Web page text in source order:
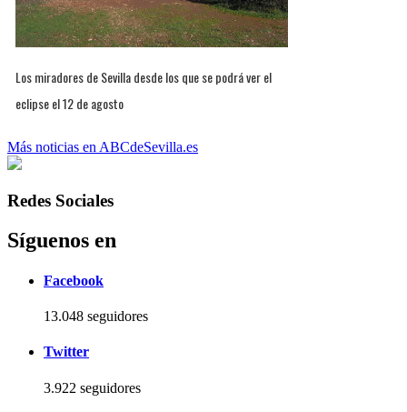
Los miradores de Sevilla desde los que se podrá ver el
eclipse el 12 de agosto
Más noticias en ABCdeSevilla.es
Redes Sociales
Síguenos en
Facebook
13.048 seguidores
Twitter
3.922 seguidores